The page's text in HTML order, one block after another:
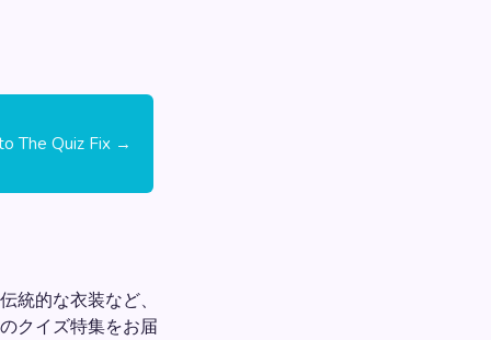
The Quiz Fix →
統的な衣装など、
クイズ特集をお届